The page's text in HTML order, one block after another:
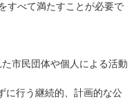
すべて満たすことが必要で
市民団体や個人による活動
に行う継続的、計画的な公